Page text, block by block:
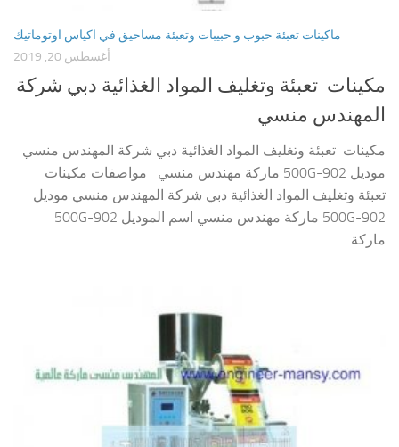
ماكينات تعبئة حبوب و حبيبات وتعبئة مساحيق في اكياس اوتوماتيك
أغسطس 20, 2019
مكينات تعبئة وتغليف المواد الغذائية دبي شركة
المهندس منسي
مكينات تعبئة وتغليف المواد الغذائية دبي شركة المهندس منسي
موديل 902-500G ماركة مهندس منسي مواصفات مكينات
تعبئة وتغليف المواد الغذائية دبي شركة المهندس منسي موديل
902-500G ماركة مهندس منسي اسم الموديل 902-500G
ماركة...